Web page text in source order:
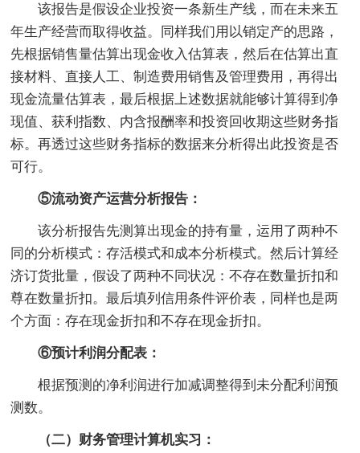
该报告是假设企业投资一条新生产线，而在未来五
年生产经营而取得收益。同样我们用以销定产的思路，
先根据销售量估算出现金收入估算表，然后在估算出直
接材料、直接人工、制造费用销售及管理费用，再得出
现金流量估算表，最后根据上述数据就能够计算得到净
现值、获利指数、内含报酬率和投资回收期这些财务指
标。再透过这些财务指标的数据来分析得出此投资是否
可行。
⑤流动资产运营分析报告：
该分析报告先测算出现金的持有量，运用了两种不
同的分析模式：存活模式和成本分析模式。然后计算经
济订货批量，假设了两种不同状况：不存在数量折扣和
尊在数量折扣。最后填列信用条件评价表，同样也是两
个方面：存在现金折扣和不存在现金折扣。
⑥预计利润分配表：
根据预测的净利润进行加减调整得到未分配利润预
测数。
（二）财务管理计算机实习：